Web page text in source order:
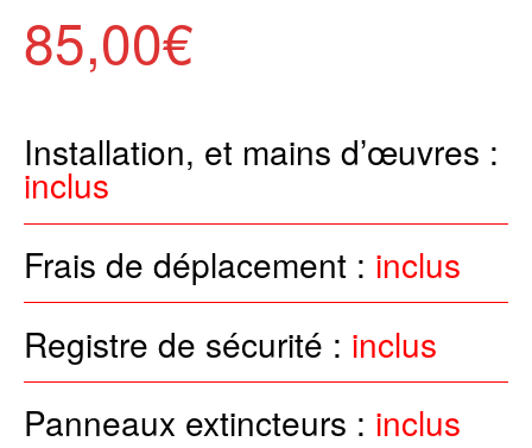
85,00€
Installation, et mains d’œuvres :
inclus
Frais de déplacement : inclus
Registre de sécurité : inclus
Panneaux extincteurs : inclus